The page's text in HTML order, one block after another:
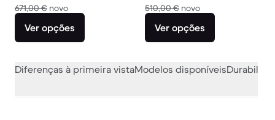
671,00 € novoVersus 671,00 € novo
Ver opções
510,00 € novoVersus 510,00 €
Ver opções
Diferenças à primeira vistaModelos disponíveis